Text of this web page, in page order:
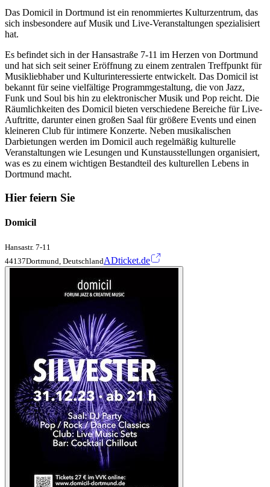
Das Domicil in Dortmund ist ein renommiertes Kulturzentrum, das
sich insbesondere auf Musik und Live-Veranstaltungen spezialisiert
hat.
Es befindet sich in der Hansastraße 7-11 im Herzen von Dortmund
und hat sich seit seiner Eröffnung zu einem zentralen Treffpunkt für
Musikliebhaber und Kulturinteressierte entwickelt. Das Domicil ist
bekannt für seine vielfältige Programmgestaltung, die von Jazz,
Funk und Soul bis hin zu elektronischer Musik und Pop reicht. Die
Räumlichkeiten des Domicil bieten verschiedene Bereiche für Live-
Auftritte, darunter einen großen Saal für größere Events und einen
kleineren Club für intimere Konzerte. Neben musikalischen
Darbietungen werden im Domicil auch regelmäßig kulturelle
Veranstaltungen wie Lesungen und Kunstausstellungen organisiert,
was es zu einem wichtigen Bestandteil des kulturellen Lebens in
Dortmund macht.
Hier feiern Sie
Domicil
Hansastr. 7-11
44137Dortmund, DeutschlandADticket.de